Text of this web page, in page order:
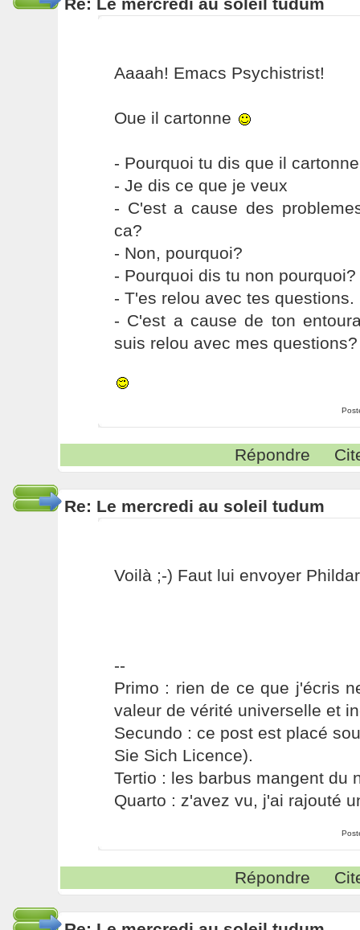
Aaaah! Emacs Psychistrist!
Oue il cartonne
- Pourquoi tu dis que il
- Je dis ce que je veux
- C'est a cause des
ca?
- Non, pourquoi?
- Pourquoi dis tu non pourquoi?
- T'es relou avec tes questions.
- C'est a cause de ton
suis relou avec mes questions?
Répondre
Re: Le mercredi au soleil tudum
Voilà ;-) Faut lui envoyer
--
Primo : rien de ce que j'écris
valeur de vérité universelle et
Secundo : ce post est placé
Sie Sich Licence).
Tertio : les barbus mangent du
Quarto : z'avez vu, j'ai rajouté
Répondre